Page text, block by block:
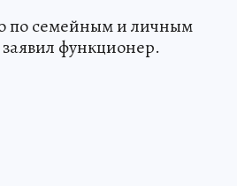
по семейным и личным
функционер.